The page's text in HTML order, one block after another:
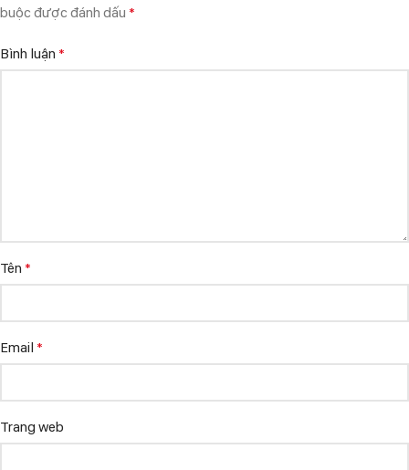
buộc được đánh dấu *
Bình luận *
Tên *
Email *
Trang web